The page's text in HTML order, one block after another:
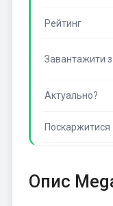
Рейтинг
Завантажити з
Актуально?
Поскаржитися
Опис